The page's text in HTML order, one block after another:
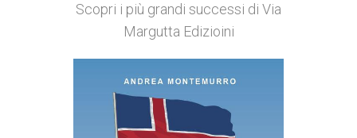
Scopri i più grandi successi di Via
Margutta Edizioini